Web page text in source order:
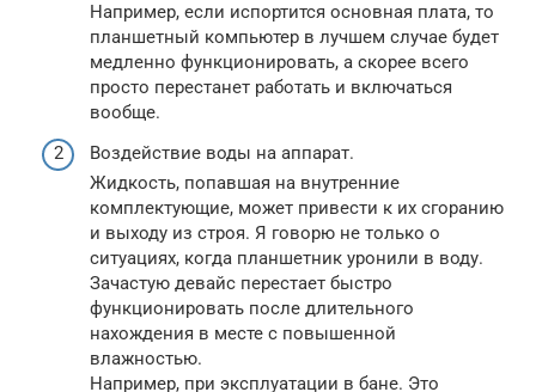
Например, если испортится основная плата, то
планшетный компьютер в лучшем случае будет
медленно функционировать, а скорее всего
просто перестанет работать и включаться
вообще.
Воздействие воды на аппарат.
Жидкость, попавшая на внутренние
комплектующие, может привести к их сгоранию
и выходу из строя. Я говорю не только о
ситуациях, когда планшетник уронили в воду.
Зачастую девайс перестает быстро
функционировать после длительного
нахождения в месте с повышенной
влажностью.
Например, при эксплуатации в бане. Это